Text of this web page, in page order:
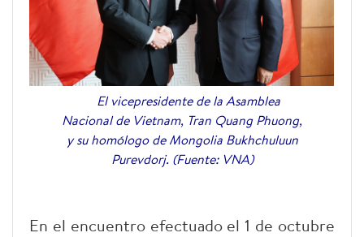
El vicepresidente de la Asamblea
Nacional de Vietnam, Tran Quang Phuong,
y su homólogo de Mongolia Bukhchuluun
Purevdorj. (Fuente: VNA)
En el encuentro efectuado el 1 de octubre